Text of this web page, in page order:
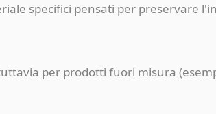
specifici pensati per preservare
per prodotti fuori misura